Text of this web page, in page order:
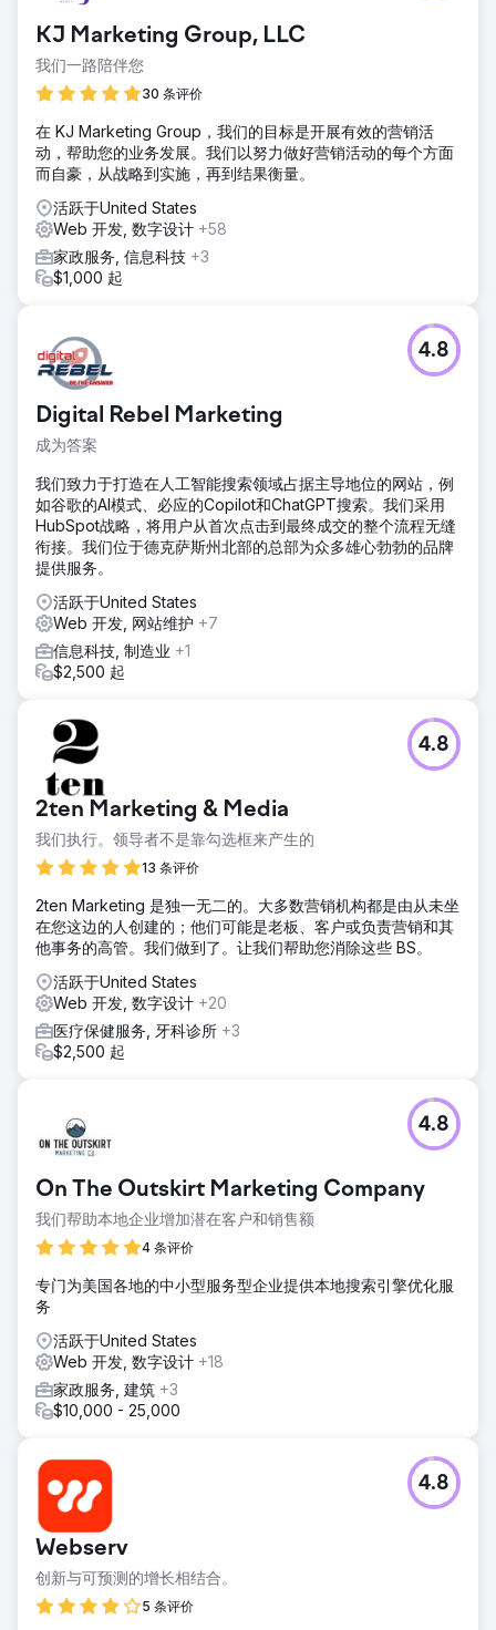
KJ Marketing Group, LLC
我们一路陪伴您
30 条评价
在 KJ Marketing Group，我们的目标是开展有效的营销活
动，帮助您的业务发展。我们以努力做好营销活动的每个方面
而自豪，从战略到实施，再到结果衡量。
活跃于United States
Web 开发, 数字设计 +58
家政服务, 信息科技 +3
$1,000 起
Digital Rebel Marketing
成为答案
4.8
我们致力于打造在人工智能搜索领域占据主导地位的网站，例
如谷歌的AI模式、必应的Copilot和ChatGPT搜索。我们采用
HubSpot战略，将用户从首次点击到最终成交的整个流程无缝
衔接。我们位于德克萨斯州北部的总部为众多雄心勃勃的品牌
提供服务。
活跃于United States
Web 开发, 网站维护 +7
信息科技, 制造业 +1
$2,500 起
2ten Marketing & Media
我们执行。领导者不是靠勾选框来产生的
13 条评价
4.8
2ten Marketing 是独一无二的。大多数营销机构都是由从未坐
在您这边的人创建的；他们可能是老板、客户或负责营销和其
他事务的高管。我们做到了。让我们帮助您消除这些 BS。
活跃于United States
Web 开发, 数字设计 +20
医疗保健服务, 牙科诊所 +3
$2,500 起
On The Outskirt Marketing Company
我们帮助本地企业增加潜在客户和销售额
4 条评价
4.8
专门为美国各地的中小型服务型企业提供本地搜索引擎优化服
务
活跃于United States
Web 开发, 数字设计 +18
家政服务, 建筑 +3
$10,000 - 25,000
Webserv
创新与可预测的增长相结合。
5 条评价
4.8